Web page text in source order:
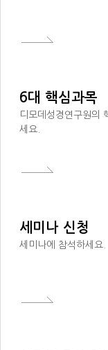
6대 핵심과목
디모데성경연구원의
세요.
세미나 신청
세미나에 참석하세요.